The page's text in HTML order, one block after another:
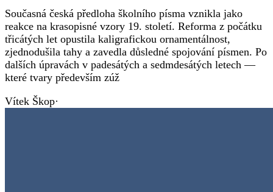
Současná česká předloha školního písma vznikla jako
reakce na krasopisné vzory 19. století. Reforma z počátku
třicátých let opustila kaligrafickou ornamentálnost,
zjednodušila tahy a zavedla důsledné spojování písmen. Po
dalších úpravách v padesátých a sedmdesátých letech —
které tvary především zúž
Vítek Škop·